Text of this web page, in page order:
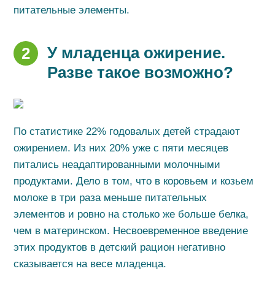
питательные элементы.
2
У младенца ожирение.
Разве такое возможно?
По статистике 22% годовалых детей страдают
ожирением. Из них 20% уже с пяти месяцев
питались неадаптированными молочными
продуктами. Дело в том, что в коровьем и козьем
молоке в три раза меньше питательных
элементов и ровно на столько же больше белка,
чем в материнском. Несвоевременное введение
этих продуктов в детский рацион негативно
сказывается на весе младенца.